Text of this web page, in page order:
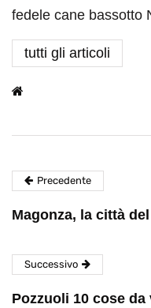
fedele cane bassotto
tutti gli articoli
Precedente
Magonza, la città
Successivo
Pozzuoli 10 cose da